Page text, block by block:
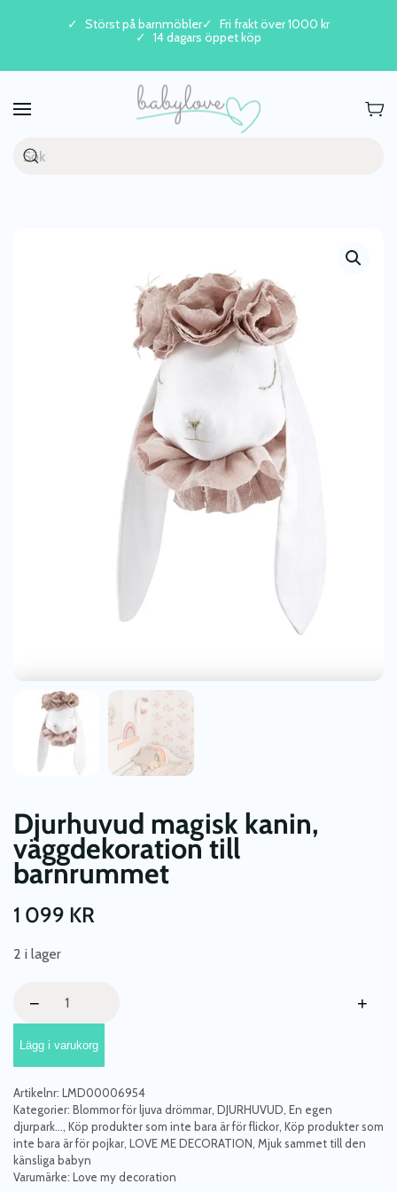
Skip to main content
Störst på barnmöbler
Fri frakt över 1000 kr
14 dagars öppet köp
Djurhuvud magisk kanin,
väggdekoration till
barnrummet
1 099 KR
2 i lager
magisk
väggdekoration
till
barnrummet
mängd
− +
Lägg i varukorg
Artikelnr: LMD00006954
Kategorier: Blommor för ljuva drömmar DJURHUVUD En egen
djurpark...
Köp produkter som inte bara är för flickor Köp produkter som
inte bara är för pojkar LOVE ME DECORATION Mjuk sammet till den
känsliga babyn
Varumärke: Love my decoration